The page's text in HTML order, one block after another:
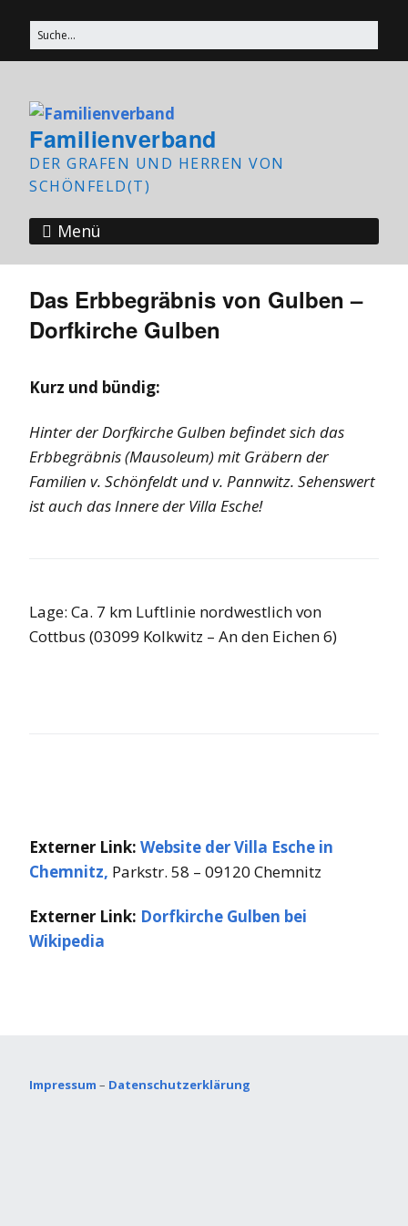
Familienverband
DER GRAFEN UND HERREN VON
SCHÖNFELD(T)
Menü
Das Erbbegräbnis von Gulben –
Dorfkirche Gulben
Kurz und bündig:
Hinter der Dorfkirche Gulben befindet sich das
Erbbegräbnis (Mausoleum) mit Gräbern der
Familien v. Schönfeldt und v. Pannwitz. Sehenswert
ist auch das Innere der Villa Esche!
Lage: Ca. 7 km Luftlinie nordwestlich von
Cottbus (03099 Kolkwitz – An den Eichen 6)
Externer Link: Website der Villa Esche in
Chemnitz, Parkstr. 58 – 09120 Chemnitz
Externer Link: Dorfkirche Gulben bei
Wikipedia
Impressum – Datenschutzerklärung